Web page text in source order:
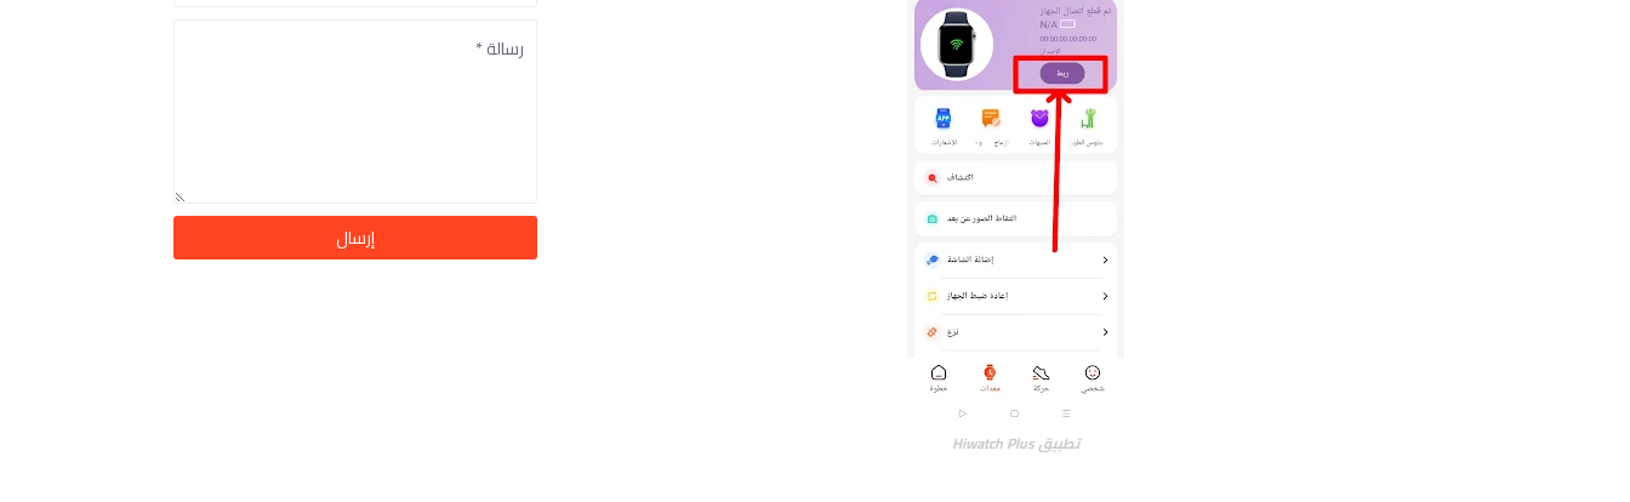
تطبيق Hiwatch Plus